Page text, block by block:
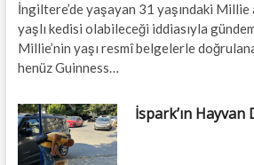
İngiltere’de yaşayan 31 yaşındaki Millie
yaşlı kedisi olabileceği iddiasıyla
Millie’nin yaşı resmî belgelerle
henüz Guinness…
İspark’ın